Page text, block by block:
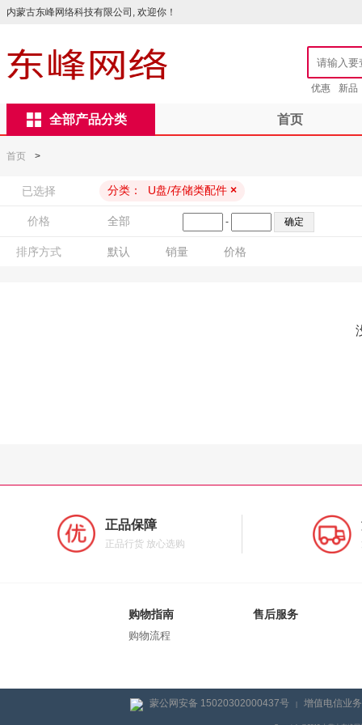
内蒙古东峰网络科技有限公司, 欢迎你！
优惠 新品
全部产品分类 首页
首页 >
已选择 分类： U盘/存储类配件 ×
价格 全部 -
排序方式 默认 销量 价格
正品保障
正品行货 放心选购
购物指南
购物流程
售后服务
蒙公网安备 15020302000437号 | 增值电信业